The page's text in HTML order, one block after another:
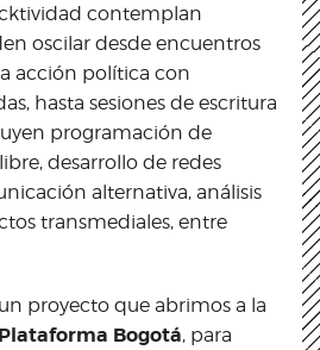
contemplan
oscilar desde encuentros
acción política con
hasta sesiones de escritura
programación de
desarrollo de redes
alternativa, análisis
transmediales, entre
proyecto que abrimos a la
Plataforma Bogotá, para